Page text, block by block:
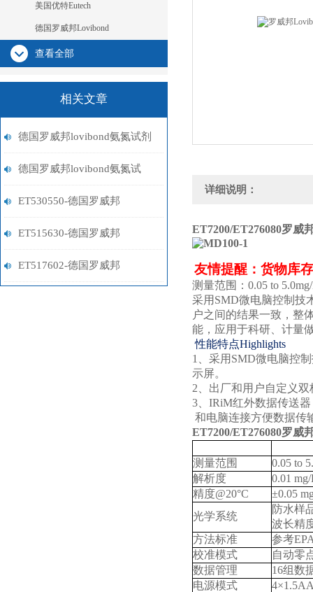
美国优特Eutech
德国罗威邦Lovibond
查看全部
相关文章
德国罗威邦lovibond氨氮试剂
的储存条件与使用注意事项
德国罗威邦lovibond氨氮试
剂：环保监测的重要工具
ET530550-德国罗威邦
Lovibond铁试剂
ET515630-德国罗威邦
Lovibond镍试剂
ET517602-德国罗威邦
详细说明：
ET7200/ET276080罗威
友情提醒：货物库
测量范围 ： 0.05 to
采用 SMD微电脑控制技
户之间的结果一致，整
能，应用于科研、计量
性能特点Highlights
1、 采用 SMD微电脑控
示屏。
2、 出厂和用户自定义
3、 IRiM红外数据传送
和电脑连接方便数据传
ET7200/ET276080罗威
测量范围
0.05 to
解析度
0.01
精度@20°C
±0.05
光学系统
防水样
波长精
方法标准
参考
校准模式
自动零
数据管理
16组数
电源模式